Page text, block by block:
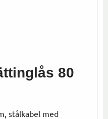
80
stålkabel med